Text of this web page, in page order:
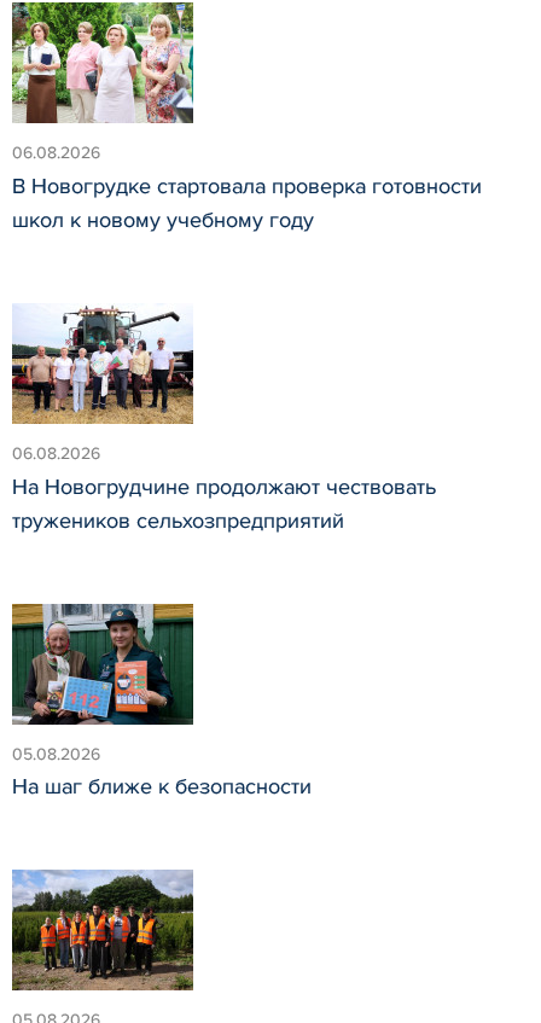
06.08.2026
В Новогрудке стартовала проверка готовности
школ к новому учебному году
06.08.2026
На Новогрудчине продолжают чествовать
тружеников сельхозпредприятий
05.08.2026
На шаг ближе к безопасности